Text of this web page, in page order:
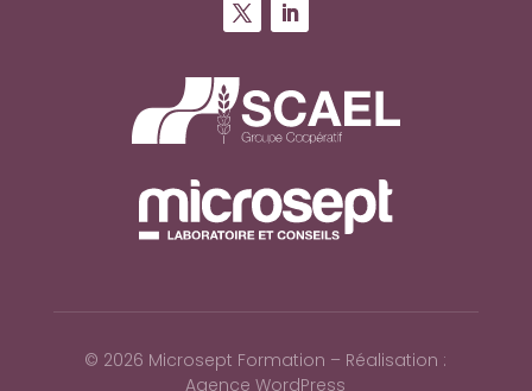
© 2026 Microsept Formation – Réalisation :
Agence WordPress